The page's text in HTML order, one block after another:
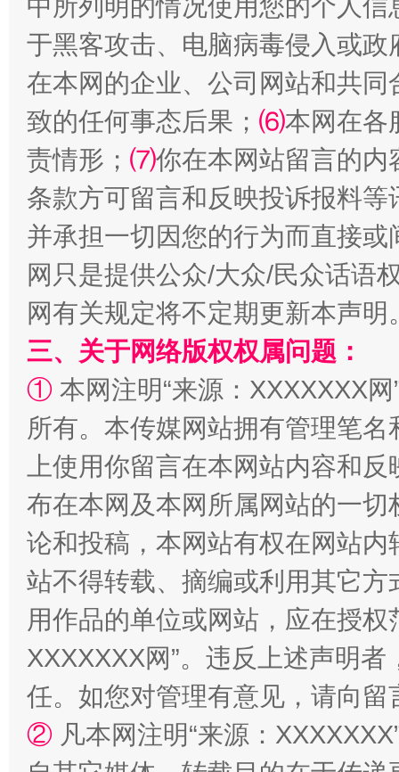
阿坝州三大球赛在茂县开幕 规模
国家大学科技园优化重塑工作
扯下公款旅游的“隐身衣” 如何以
中所列明的情况使用您的个人
于黑客攻击、电脑病毒侵入或
在本网的企业、公司网站和共
致的任何事态后果； ⑹本网在各
责情形； ⑺你在本网站留言的内
条款方可留言和反映投诉报料
并承担一切因您的行为而直接
网只是提供公众/大众/民众话语
网有关规定将不定期更新本声明
三、关于网络版权权属问题：
① 本网注明“来源：XXXXXXX
所有。本传媒网站拥有管理笔
上使用你留言在本网站内容和
布在本网及本网所属网站的一
论和投稿，本网站有权在网站
站不得转载、摘编或利用其它
用作品的单位或网站，应在授
XXXXXXX网”。违反上述声明
任。如您对管理有意见，请向
② 凡本网注明“来源：